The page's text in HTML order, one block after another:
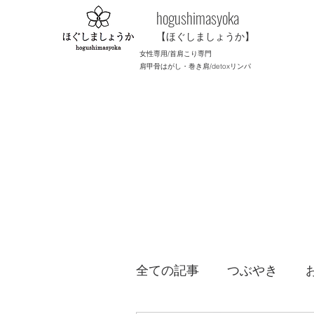
​hogushimasyoka
【ほぐしましょうか】
女性専用/首肩こり専門
肩甲骨はがし・巻き肩/detoxリンパ
全ての記事 つぶやき